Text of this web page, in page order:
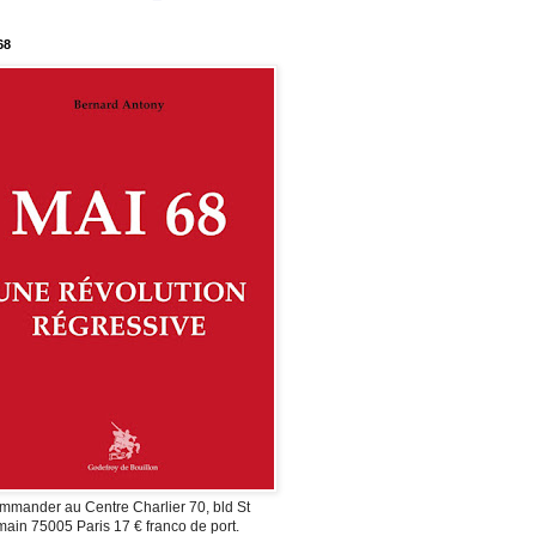
au Centre Charlier 70, bld St
75005 Paris 17 € franco de port.